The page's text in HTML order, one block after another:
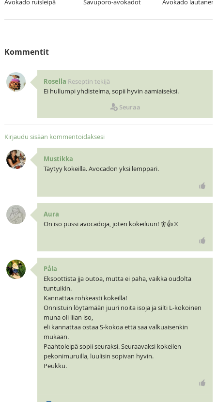
Avokado ruisleipä Savuporo-avokadot Avokado lautanen
Kommentit
Rosella Reseptin tekijä
Ei hullumpi yhdistelma, sopii hyvin aamiaiseksi.
Seuraa
Kirjaudu sisään kommentoidaksesi
Mustikka
Täytyy kokeilla. Avocadon yksi lemppari.
Aura
On iso pussi avocadoja, joten kokeiluun! 🧚👍🔆
Påla
Eksoottista jja outoa, mutta ei paha, vaikka oudolta
tuntuikin.
Kannattaa rohkeasti kokeilla!
Onnistuin löytämään juuri noita isoja ja silti L-kokoinen
muna oli liian iso,
eli kannattaa ostaa S-kokoa että saa valkuaisenkin
mukaan.
Paahtoleipä sopii seuraksi. Seuraavaksi kokeilen
pekonimuruilla, luulisin sopivan hyvin.
Peukku.